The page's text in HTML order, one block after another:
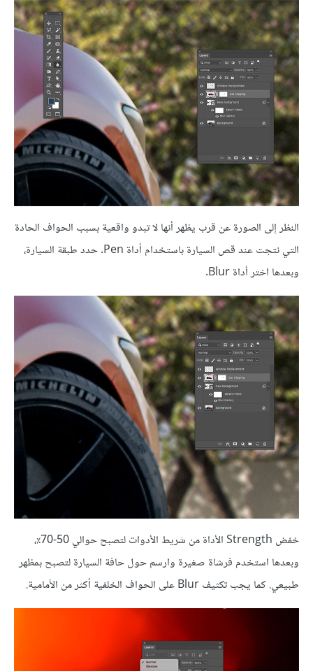
النظر إلى الصورة عن قرب يظهر أنها لا تبدو واقعية بسبب الحواف الحادة
التي نتجت عند قص السيارة باستخدام أداة Pen. حدد طبقة السيارة،
وبعدها اختر أداة Blur.
خفض Strength الأداة من شريط الأدوات لتصبح حوالي 50-70٪،
وبعدها استخدم فرشاة صغيرة وارسم حول حافة السيارة لتصبح بمظهر
طبيعي. كما يجب تكثيف Blur على الحواف الخلفية أكثر من الأمامية.